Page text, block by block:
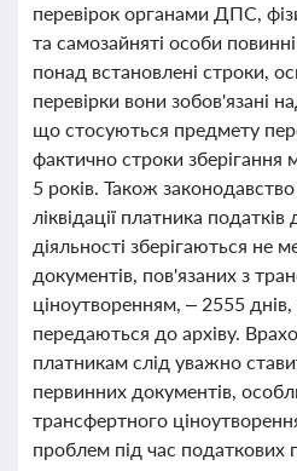
перевірок органами ДПС,
та самозайняті особи
понад встановлені строки,
перевірки вони зобов'язані
що стосуються предмету
фактично строки
5 років. Також
ліквідації платника
діяльності зберігаються не
документів, пов'язаних з
ціноутворенням, – 2555 днів,
передаються до архіву.
платникам слід уважно
первинних документів,
трансфертного
проблем під час податкових